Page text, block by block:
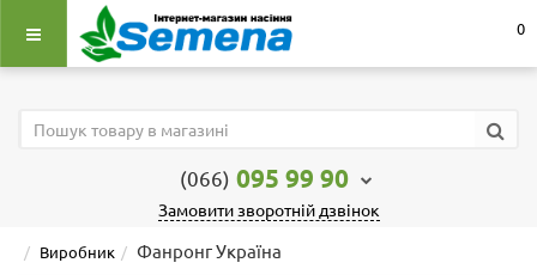
0
(066) 095 99 90
Замовити зворотній дзвінок
Виробник Фанронг Україна